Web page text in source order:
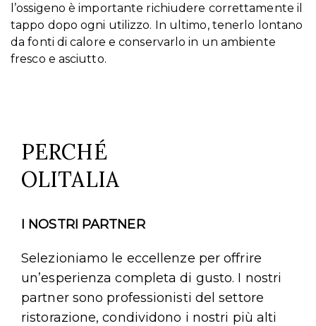
l’ossigeno è importante richiudere correttamente il
tappo dopo ogni utilizzo. In ultimo, tenerlo lontano
da fonti di calore e conservarlo in un ambiente
fresco e asciutto.
PERCHÉ
OLITALIA
I NOSTRI PARTNER
Selezioniamo le eccellenze per offrire
un’esperienza completa di gusto. I nostri
partner sono professionisti del settore
ristorazione, condividono i nostri più alti